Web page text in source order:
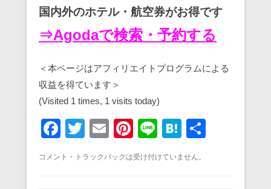
国内外のホテル・航空券がお得です
⇒Agodaで検索・予約する
＜本ページはアフィリエイトプログラムによる
収益を得ています＞
(Visited 1 times, 1 visits today)
F
c
T
tt
E
ail
Pi
nt
er
Li
e
H
e
コメント・トラックバックは受け付けていません。